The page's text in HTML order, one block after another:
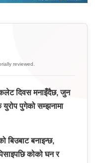
reviewed.
दिवस मनाइँदैछ, जुन
पुगेको सम्झनामा
बिउबाट बनाइन्छ,
कोको घन र